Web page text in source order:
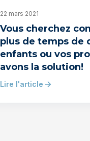
22 mars 2021
Vous cherchez
plus de temps de
enfants ou vos
avons la solution!
Lire l'article